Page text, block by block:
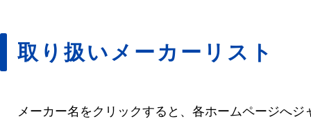
取り扱いメーカーリスト
メーカー名をクリックすると、各ホームページへジ